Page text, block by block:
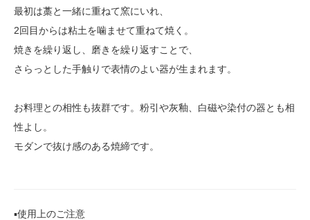
最初は藁と一緒に重ねて窯にいれ、
2回目からは粘土を噛ませて重ねて焼く。
焼きを繰り返し、磨きを繰り返すことで、
さらっとした手触りで表情のよい器が生まれます。
お料理との相性も抜群です。粉引や灰釉、白磁や染付の器とも相
性よし。
モダンで抜け感のある焼締です。
▪️使用上のご注意